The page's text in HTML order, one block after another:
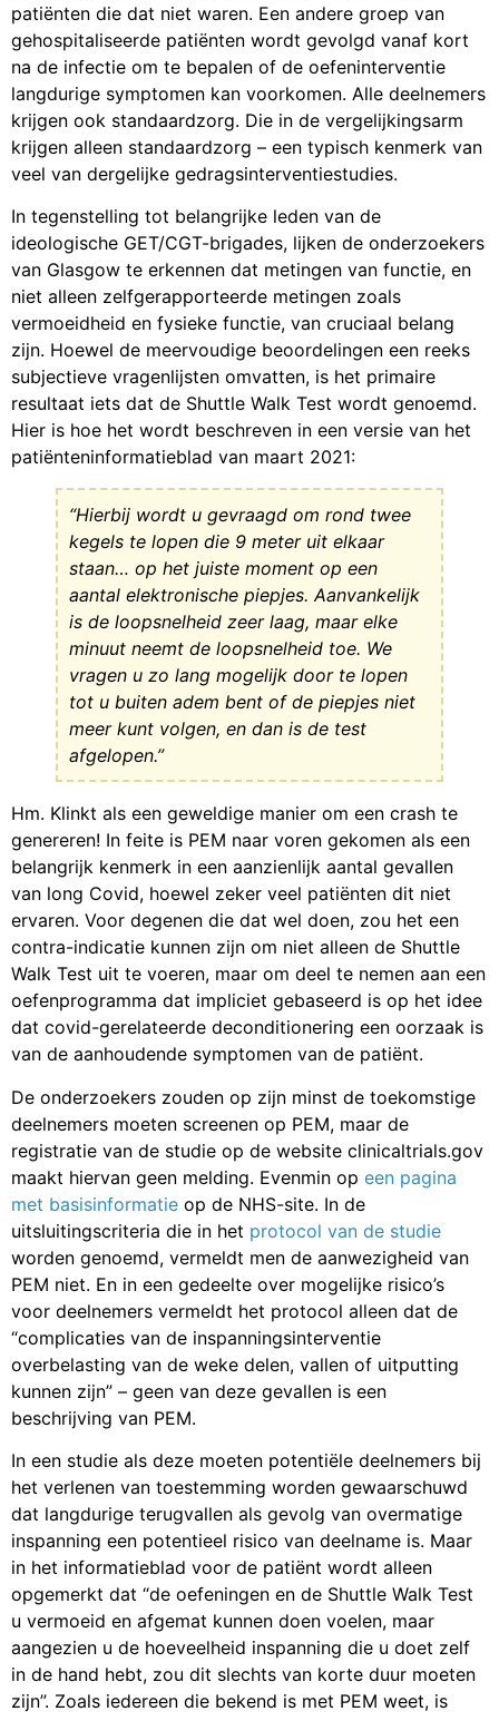
patiënten die dat niet waren. Een andere groep van
gehospitaliseerde patiënten wordt gevolgd vanaf kort
na de infectie om te bepalen of de oefeninterventie
langdurige symptomen kan voorkomen. Alle deelnemers
krijgen ook standaardzorg. Die in de vergelijkingsarm
krijgen alleen standaardzorg – een typisch kenmerk van
veel van dergelijke gedragsinterventiestudies.
In tegenstelling tot belangrijke leden van de
ideologische GET/CGT-brigades, lijken de onderzoekers
van Glasgow te erkennen dat metingen van functie, en
niet alleen zelfgerapporteerde metingen zoals
vermoeidheid en fysieke functie, van cruciaal belang
zijn. Hoewel de meervoudige beoordelingen een reeks
subjectieve vragenlijsten omvatten, is het primaire
resultaat iets dat de Shuttle Walk Test wordt genoemd.
Hier is hoe het wordt beschreven in een versie van het
patiënteninformatieblad van maart 2021:
“Hierbij wordt u gevraagd om rond twee
kegels te lopen die 9 meter uit elkaar
staan… op het juiste moment op een
aantal elektronische piepjes. Aanvankelijk
is de loopsnelheid zeer laag, maar elke
minuut neemt de loopsnelheid toe. We
vragen u zo lang mogelijk door te lopen
tot u buiten adem bent of de piepjes niet
meer kunt volgen, en dan is de test
afgelopen.”
Hm. Klinkt als een geweldige manier om een crash te
genereren! In feite is PEM naar voren gekomen als een
belangrijk kenmerk in een aanzienlijk aantal gevallen
van long Covid, hoewel zeker veel patiënten dit niet
ervaren. Voor degenen die dat wel doen, zou het een
contra-indicatie kunnen zijn om niet alleen de Shuttle
Walk Test uit te voeren, maar om deel te nemen aan een
oefenprogramma dat impliciet gebaseerd is op het idee
dat covid-gerelateerde deconditionering een oorzaak is
van de aanhoudende symptomen van de patiënt.
De onderzoekers zouden op zijn minst de toekomstige
deelnemers moeten screenen op PEM, maar de
registratie van de studie op de website clinicaltrials.gov
maakt hiervan geen melding. Evenmin op een pagina
met basisinformatie op de NHS-site. In de
uitsluitingscriteria die in het protocol van de studie
worden genoemd, vermeldt men de aanwezigheid van
PEM niet. En in een gedeelte over mogelijke risico’s
voor deelnemers vermeldt het protocol alleen dat de
“complicaties van de inspanningsinterventie
overbelasting van de weke delen, vallen of uitputting
kunnen zijn” – geen van deze gevallen is een
beschrijving van PEM.
In een studie als deze moeten potentiële deelnemers bij
het verlenen van toestemming worden gewaarschuwd
dat langdurige terugvallen als gevolg van overmatige
inspanning een potentieel risico van deelname is. Maar
in het informatieblad voor de patiënt wordt alleen
opgemerkt dat “de oefeningen en de Shuttle Walk Test
u vermoeid en afgemat kunnen doen voelen, maar
aangezien u de hoeveelheid inspanning die u doet zelf
in de hand hebt, zou dit slechts van korte duur moeten
zijn”. Zoals iedereen die bekend is met PEM weet, is